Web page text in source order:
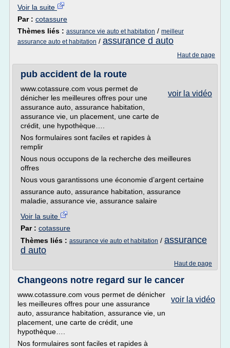
Voir la suite
Par : cotassure
Thèmes liés : assurance vie auto et habitation / meilleur
assurance auto et habitation / assurance d auto
Haut de page
pub accident de la route
voir la vidéo
www.cotassure.com vous permet de
dénicher les meilleures offres pour une
assurance auto, assurance habitation,
assurance vie, un placement, une carte de
crédit, une hypothèque….
Nos formulaires sont faciles et rapides à
remplir
Nous nous occupons de la recherche des meilleures
offres
Nous vous garantissons une économie d’argent certaine
assurance auto, assurance habitation, assurance
maladie, assurance vie, assurance salaire
Voir la suite
Par : cotassure
Thèmes liés : assurance vie auto et habitation / assurance
d auto
Haut de page
Changeons notre regard sur le cancer
voir la vidéo
www.cotassure.com vous permet de dénicher
les meilleures offres pour une assurance
auto, assurance habitation, assurance vie, un
placement, une carte de crédit, une
hypothèque….
Nos formulaires sont faciles et rapides à